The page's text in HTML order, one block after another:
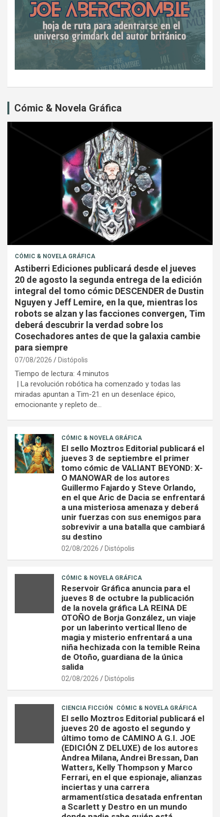
Cómic & Novela Gráfica
CÓMIC & NOVELA GRÁFICA
Astiberri Ediciones publicará desde el jueves
20 de agosto la segunda entrega de la edición
integral del tomo cómic DESCENDER de Dustin
Nguyen y Jeff Lemire, en la que, mientras los
robots se alzan y las facciones convergen, Tim
deberá descubrir la verdad sobre los
Cosechadores antes de que la galaxia cambie
para siempre
07/08/2026 Distópolis
Tiempo de lectura: 4 minutos
| La revolución robótica ha comenzado y todas las
miradas apuntan a Tim-21 en un desenlace épico,
emocionante y repleto de…
CÓMIC & NOVELA GRÁFICA
El sello Moztros Editorial publicará el
jueves 3 de septiembre el primer
tomo cómic de VALIANT BEYOND: X-
O MANOWAR de los autores
Guillermo Fajardo y Steve Orlando,
en el que Aric de Dacia se enfrentará
a una misteriosa amenaza y deberá
unir fuerzas con sus enemigos para
sobrevivir a una batalla que cambiará
su destino
02/08/2026 Distópolis
CÓMIC & NOVELA GRÁFICA
Reservoir Gráfica anuncia para el
jueves 8 de octubre la publicación
de la novela gráfica LA REINA DE
OTOÑO de Borja González, un viaje
por un laberinto vertical lleno de
magia y misterio enfrentará a una
niña hechizada con la temible Reina
de Otoño, guardiana de la única
salida
02/08/2026 Distópolis
CIENCIA FICCIÓN CÓMIC & NOVELA GRÁFICA
El sello Moztros Editorial publicará el
jueves 20 de agosto el segundo y
último tomo de CAMINO A G.I. JOE
(EDICIÓN Z DELUXE) de los autores
Andrea Milana, Andrei Bressan, Dan
Watters, Kelly Thompson y Marco
Ferrari, en el que espionaje, alianzas
inciertas y una carrera
armamentística desatada enfrentan
a Scarlett y Destro en un mundo